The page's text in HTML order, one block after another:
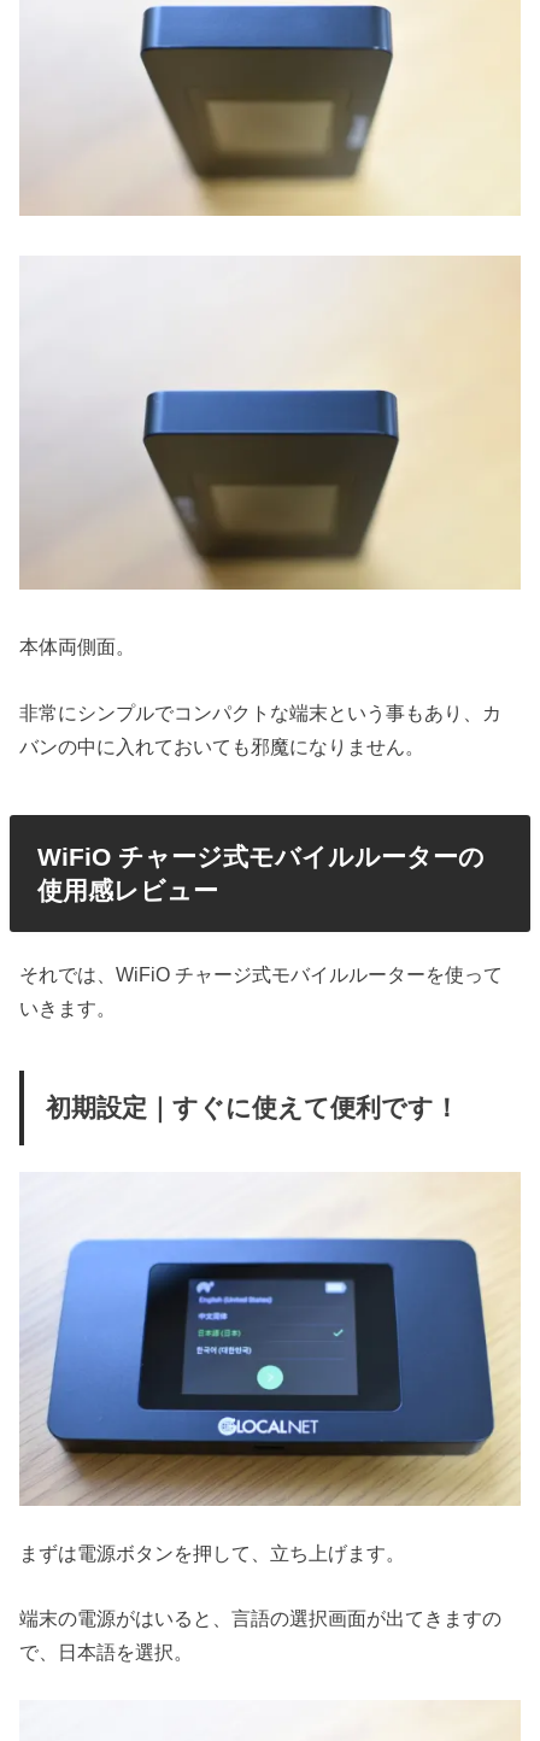
本体両側面。
非常にシンプルでコンパクトな端末という事もあり、カ
バンの中に入れておいても邪魔になりません。
WiFiO チャージ式モバイルルーターの
使用感レビュー
それでは、WiFiO チャージ式モバイルルーターを使って
いきます。
初期設定｜すぐに使えて便利です！
まずは電源ボタンを押して、立ち上げます。
端末の電源がはいると、言語の選択画面が出てきますの
で、日本語を選択。